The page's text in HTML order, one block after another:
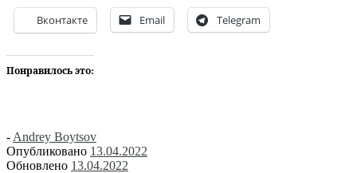
Вконтакте Email Telegram
Понравилось это:
- Andrey Boytsov
Опубликовано 13.04.2022
Обновлено 13.04.2022